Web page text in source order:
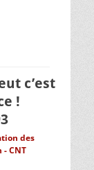
c’est
!
des
CNT